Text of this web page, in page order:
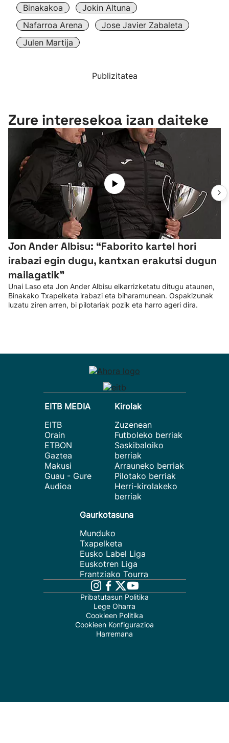
Binakakoa
Jokin Altuna
Nafarroa Arena
Jose Javier Zabaleta
Julen Martija
Publizitatea
Zure interesekoa izan daiteke
Jon Ander Albisu: “Faborito kartel hori
irabazi egin dugu, kantxan erakutsi dugun
mailagatik”
Unai Laso eta Jon Ander Albisu elkarrizketatu ditugu ataunen,
Binakako Txapelketa irabazi eta biharamunean. Ospakizunak
luzatu ziren arren, bi pilotariak pozik eta harro ageri dira.
EITB MEDIA
EITB
Orain
ETBON
Gaztea
Makusi
Guau - Gure
Audioa
Kirolak
Zuzenean
Futboleko berriak
Saskibaloiko
berriak
Arrauneko berriak
Pilotako berriak
Herri-kirolakeko
berriak
Gaurkotasuna
Munduko
Txapelketa
Eusko Label Liga
Euskotren Liga
Frantziako Tourra
Pribatutasun Politika
Lege Oharra
Cookieen Politika
Cookieen Konfigurazioa
Harremana